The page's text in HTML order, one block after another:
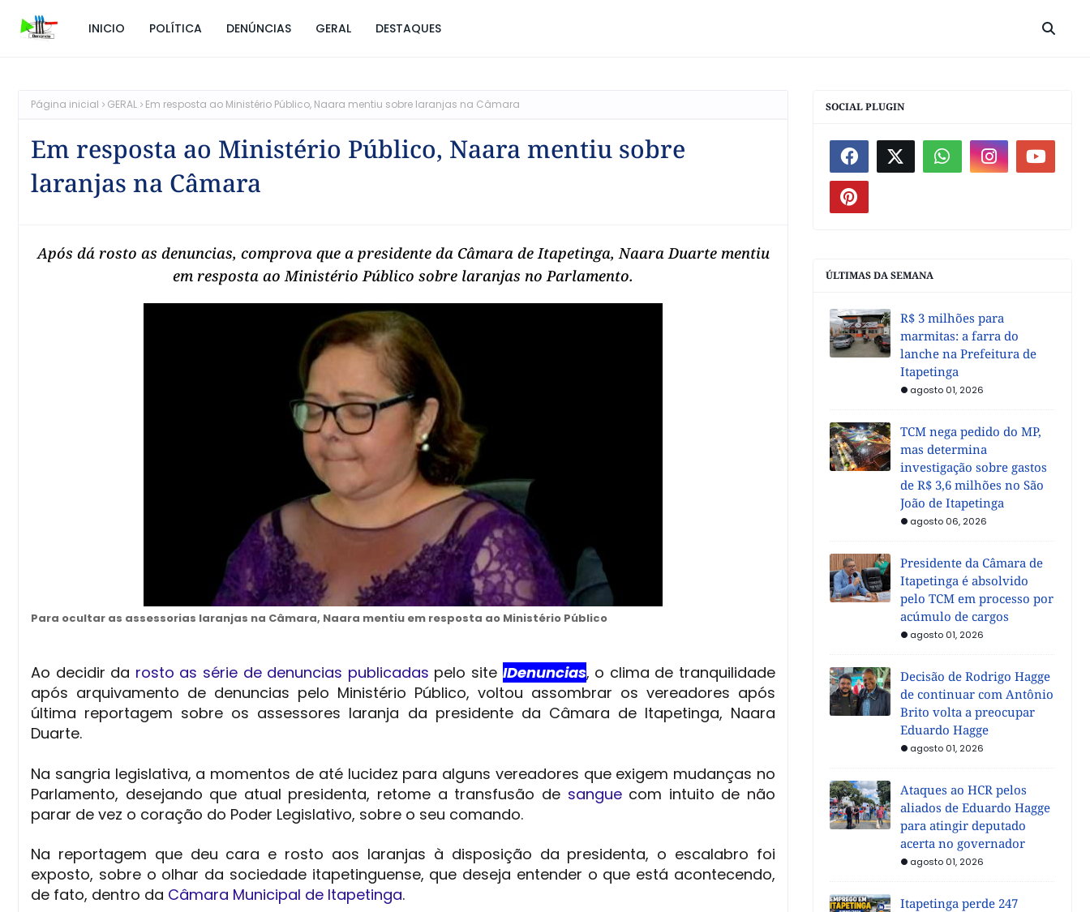
INICIO POLÍTICA DENÚNCIAS GERAL DESTAQUES
Página inicial GERAL Em resposta ao Ministério Público, Naara mentiu sobre laranjas na Câmara
Em resposta ao Ministério Público, Naara mentiu sobre
laranjas na Câmara
Após dá rosto as denuncias, comprova que a presidente da Câmara de Itapetinga, Naara Duarte mentiu
em resposta ao Ministério Público sobre laranjas no Parlamento.
Para ocultar as assessorias laranjas na Câmara, Naara mentiu em resposta ao Ministério Público
Ao decidir da rosto as série de denuncias publicadas pelo site IDenuncias, o clima de tranquilidade
após arquivamento de denuncias pelo Ministério Público, voltou assombrar os vereadores após
última reportagem sobre os assessores laranja da presidente da Câmara de Itapetinga, Naara
Duarte.
Na sangria legislativa, a momentos de até lucidez para alguns vereadores que exigem mudanças no
Parlamento, desejando que atual presidenta, retome a transfusão de sangue com intuito de não
parar de vez o coração do Poder Legislativo, sobre o seu comando.
Na reportagem que deu cara e rosto aos laranjas à disposição da presidenta, o escalabro foi
exposto, sobre o olhar da sociedade itapetinguense, que deseja entender o que está acontecendo,
de fato, dentro da Câmara Municipal de Itapetinga.
SOCIAL PLUGIN
ÚLTIMAS DA SEMANA
R$ 3 milhões para
marmitas: a farra do
lanche na Prefeitura de
Itapetinga
agosto 01, 2026
TCM nega pedido do MP,
mas determina
investigação sobre gastos
de R$ 3,6 milhões no São
João de Itapetinga
agosto 06, 2026
Presidente da Câmara de
Itapetinga é absolvido
pelo TCM em processo por
acúmulo de cargos
agosto 01, 2026
Decisão de Rodrigo Hagge
de continuar com Antônio
Brito volta a preocupar
Eduardo Hagge
agosto 01, 2026
Ataques ao HCR pelos
aliados de Eduardo Hagge
para atingir deputado
acerta no governador
agosto 01, 2026
Itapetinga perde 247